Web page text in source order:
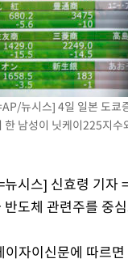
수색·성접대 논란 사과
색·성접대 논란' 축구협
염 지속…강원동해안 최대
시 상승 마감…S&P 0.6%
뉴시스] 4일 일본 도쿄
한 남성이 닛케이225지
뉴시스] 신효령 기자
반도체 관련주를 중
이자이신문에 따르